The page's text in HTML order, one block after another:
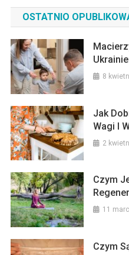
OSTATNIO
8
Jak
Wagi I
2
Czym
11
Czym